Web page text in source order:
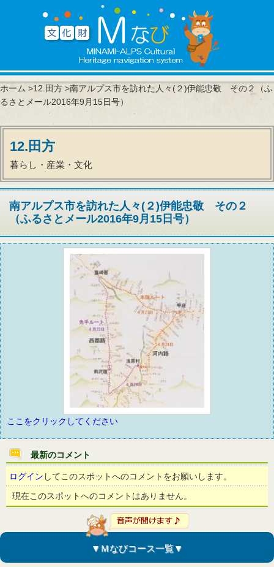
ホーム >12.田方 >南アルプス市を訪れた人々(２)伊能忠敬 その２（ふ
るさとメール2016年9月15日号）
12.田方
暮らし・産業・文化
南アルプス市を訪れた人々(２)伊能忠敬 その２
（ふるさとメール2016年9月15日号）
ここをクリックしてください
最新のコメント
ログイン してこのスポットへのコメントをお願いします。
現在このスポットへのコメントはありません。
▼Ｍなびコース一覧▼